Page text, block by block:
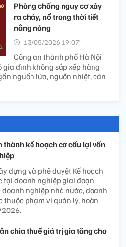
Phòng chống nguy cơ xảy
ra cháy, nổ trong thời tiết
nắng nóng
13/05/2026 19:07’
Công an thành phố Hà Nội
gia đình không sắp xếp hàng
nguồn lửa, nguồn nhiệt, cản
kế hoạch cơ cấu lại vốn
dựng và phê duyệt Kế hoạch
tại doanh nghiệp giai đoạn
nghiệp nhà nước, doanh
thuộc phạm vi quản lý, hoàn
chia thuế giá trị gia tăng cho